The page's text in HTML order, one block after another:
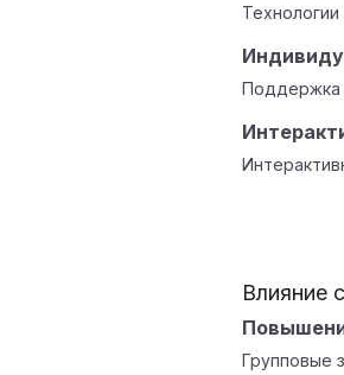
Поддержка
Влияние
Групповые